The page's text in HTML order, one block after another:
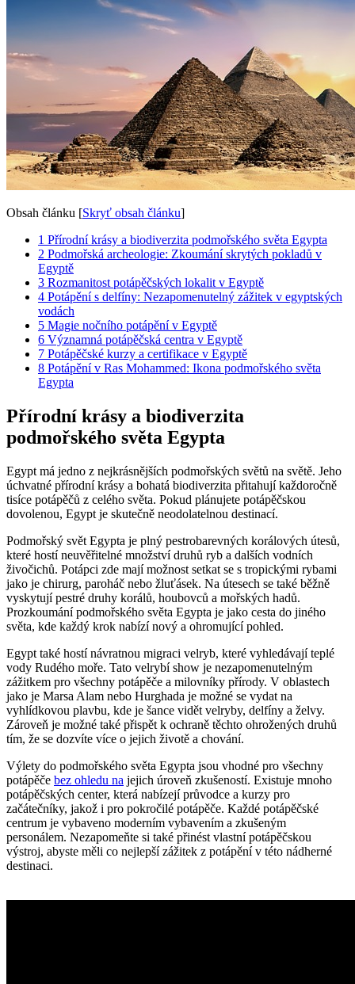
Obsah článku [Skryť obsah článku]
1 Přírodní krásy a biodiverzita podmořského světa Egypta
2 Podmořská archeologie: Zkoumání skrytých pokladů v
Egyptě
3 Rozmanitost potápěčských lokalit v Egyptě
4 Potápění s delfíny: Nezapomenutelný zážitek v egyptských
vodách
5 Magie nočního potápění v Egyptě
6 Významná potápěčská centra v Egyptě
7 Potápěčské kurzy a certifikace v Egyptě
8 Potápění v Ras Mohammed: Ikona podmořského světa
Egypta
Přírodní krásy a biodiverzita
podmořského světa Egypta
Egypt má jedno z nejkrásnějších podmořských světů na světě. Jeho
úchvatné přírodní krásy a bohatá biodiverzita přitahují každoročně
tisíce potápěčů z celého světa. Pokud plánujete potápěčskou
dovolenou, Egypt je skutečně neodolatelnou destinací.
Podmořský svět Egypta je plný pestrobarevných korálových útesů,
které hostí neuvěřitelné množství druhů ryb a dalších vodních
živočichů. Potápci zde mají možnost setkat se s tropickými rybami
jako je chirurg, paroháč nebo žluťásek. Na útesech se také běžně
vyskytují pestré druhy korálů, houbovců a mořských hadů.
Prozkoumání podmořského světa Egypta je jako cesta do jiného
světa, kde každý krok nabízí nový a ohromující pohled.
Egypt také hostí návratnou migraci velryb, které vyhledávají teplé
vody Rudého moře. Tato velrybí show je nezapomenutelným
zážitkem pro všechny potápěče a milovníky přírody. V oblastech
jako je Marsa Alam nebo Hurghada je možné se vydat na
vyhlídkovou plavbu, kde je šance vidět velryby, delfíny a želvy.
Zároveň je možné také přispět k ochraně těchto ohrožených druhů
tím, že se dozvíte více o jejich životě a chování.
Výlety do podmořského světa Egypta jsou vhodné pro všechny
potápěče bez ohledu na jejich úroveň zkušeností. Existuje mnoho
potápěčských center, která nabízejí průvodce a kurzy pro
začátečníky, jakož i pro pokročilé potápěče. Každé potápěčské
centrum je vybaveno moderním vybavením a zkušeným
personálem. Nezapomeňte si také přinést vlastní potápěčskou
výstroj, abyste měli co nejlepší zážitek z potápění v této nádherné
destinaci.